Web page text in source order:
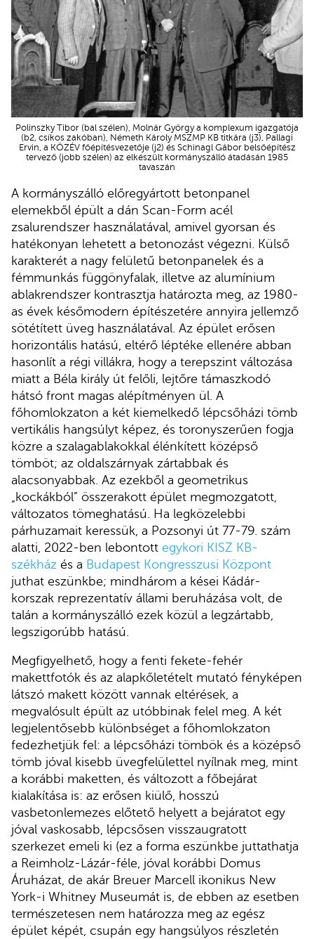
Polinszky Tibor (bal szélen), Molnár György a komplexum igazgatója
(b2, csíkos zakóban), Németh Károly MSZMP KB titkára (j3), Pallagi
Ervin, a KÖZÉV főépítésvezetője (j2) és Schinagl Gábor belsőépítész
tervező (jobb szélen) az elkészült kormányszálló átadásán 1985
tavaszán
A kormányszálló előregyártott betonpanel
elemekből épült a dán Scan-Form acél
zsalurendszer használatával, amivel gyorsan és
hatékonyan lehetett a betonozást végezni. Külső
karakterét a nagy felületű betonpanelek és a
fémmunkás függönyfalak, illetve az alumínium
ablakrendszer kontrasztja határozta meg, az 1980-
as évek későmodern építészetére annyira jellemző
sötétített üveg használatával. Az épület erősen
horizontális hatású, eltérő léptéke ellenére abban
hasonlít a régi villákra, hogy a terepszint változása
miatt a Béla király út felőli, lejtőre támaszkodó
hátsó front magas alépítményen ül. A
főhomlokzaton a két kiemelkedő lépcsőházi tömb
vertikális hangsúlyt képez, és toronyszerűen fogja
közre a szalagablakokkal élénkített középső
tömböt; az oldalszárnyak zártabbak és
alacsonyabbak. Az ezekből a geometrikus
„kockákból” összerakott épület megmozgatott,
változatos tömeghatású. Ha legközelebbi
párhuzamait keressük, a Pozsonyi út 77-79. szám
alatti, 2022-ben lebontott egykori KISZ KB-
székház és a Budapest Kongresszusi Központ
juthat eszünkbe; mindhárom a kései Kádár-
korszak reprezentatív állami beruházása volt, de
talán a kormányszálló ezek közül a legzártabb,
legszigorúbb hatású.
Megfigyelhető, hogy a fenti fekete-fehér
makettfotók és az alapkőletételt mutató fényképen
látszó makett között vannak eltérések, a
megvalósult épült az utóbbinak felel meg. A két
legjelentősebb különbséget a főhomlokzaton
fedezhetjük fel: a lépcsőházi tömbök és a középső
tömb jóval kisebb üvegfelülettel nyílnak meg, mint
a korábbi maketten, és változott a főbejárat
kialakítása is: az erősen kiülő, hosszú
vasbetonlemezes előtető helyett a bejáratot egy
jóval vaskosabb, lépcsősen visszaugratott
szerkezet emeli ki (ez a forma eszünkbe juttathatja
a Reimholz-Lázár-féle, jóval korábbi Domus
Áruházat, de akár Breuer Marcell ikonikus New
York-i Whitney Museumát is, de ebben az esetben
természetesen nem határozza meg az egész
épület képét, csupán egy hangsúlyos részletén